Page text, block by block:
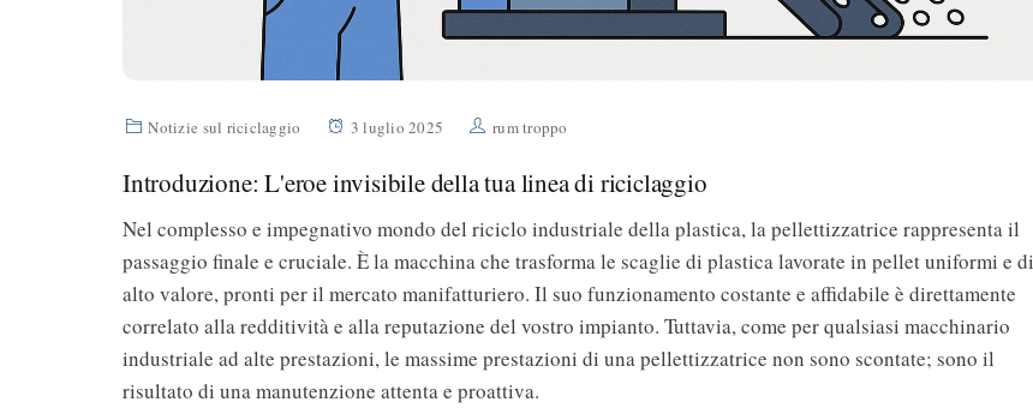
Notizie sul riciclaggio 3 luglio 2025 rum troppo
Introduzione: L'eroe invisibile della tua linea di riciclaggio
Nel complesso e impegnativo mondo del riciclo industriale della plastica, la pellettizzatrice rappresenta il
passaggio finale e cruciale. È la macchina che trasforma le scaglie di plastica lavorate in pellet uniformi e di
alto valore, pronti per il mercato manifatturiero. Il suo funzionamento costante e affidabile è direttamente
correlato alla redditività e alla reputazione del vostro impianto. Tuttavia, come per qualsiasi macchinario
industriale ad alte prestazioni, le massime prestazioni di una pellettizzatrice non sono scontate; sono il
risultato di una manutenzione attenta e proattiva.